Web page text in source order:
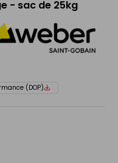
- sac de 25kg
(DOP)